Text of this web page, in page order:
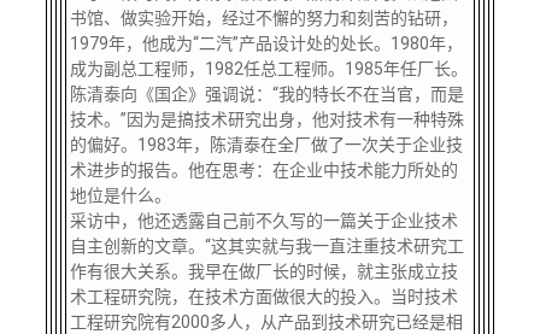
书馆、做实验开始，经过不懈的努力和刻苦的钻研，
1979年，他成为“二汽”产品设计处的处长。1980年，
成为副总工程师，1982任总工程师。1985年任厂长。
陈清泰向《国企》强调说：“我的特长不在当官，而是
技术。”因为是搞技术研究出身，他对技术有一种特殊
的偏好。1983年，陈清泰在全厂做了一次关于企业技
术进步的报告。他在思考：在企业中技术能力所处的
地位是什么。
采访中，他还透露自己前不久写的一篇关于企业技术
自主创新的文章。“这其实就与我一直注重技术研究工
作有很大关系。我早在做厂长的时候，就主张成立技
术工程研究院，在技术方面做很大的投入。当时技术
工程研究院有2000多人，从产品到技术研究已经是相